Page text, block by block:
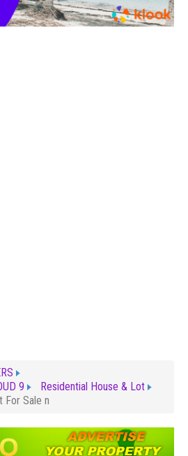
9
Residential House & Lot
For Sale n